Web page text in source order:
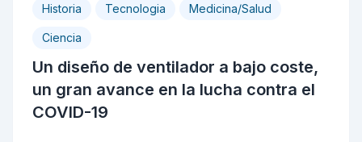
Historia Tecnologia Medicina/Salud
Ciencia
Un diseño de ventilador a bajo coste,
un gran avance en la lucha contra el
COVID-19